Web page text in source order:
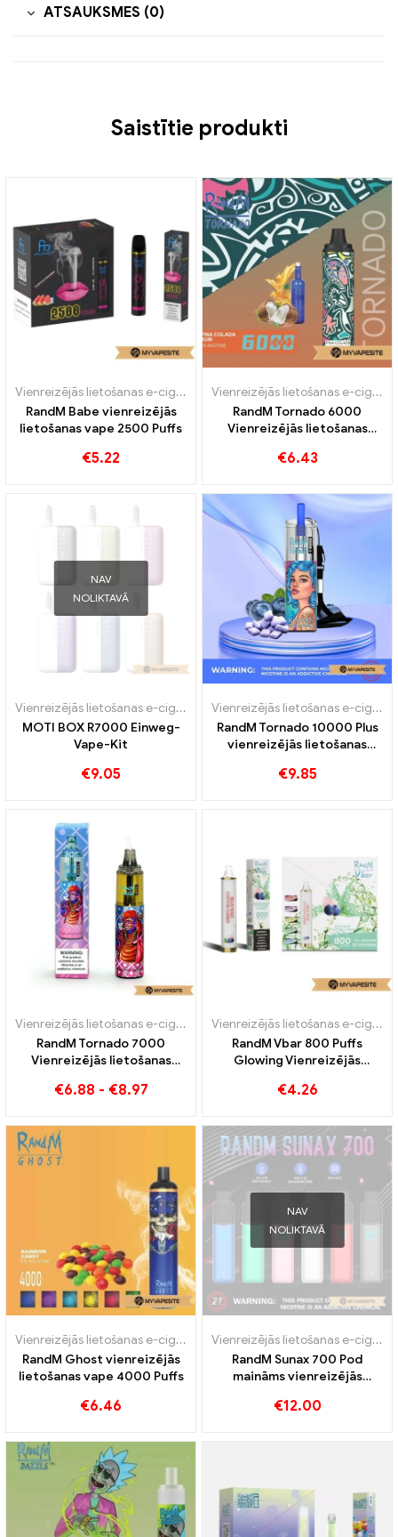
ATSAUKSMES (0)
Saistītie produkti
Vienreizējās lietošanas e-cigaretes
RandM Babe vienreizējās
lietošanas vape 2500 Puffs
€5.22
Vienreizējās lietošanas e-cigaretes
RandM Tornado 6000
Vienreizējās lietošanas
€6.43
NAV
NOLIKTAVĀ
Vienreizējās lietošanas e-cigaretes
MOTI BOX R7000 Einweg-
Vape-Kit
€9.05
Vienreizējās lietošanas e-cigaretes
RandM Tornado 10000 Plus
vienreizējās lietošanas
€9.85
Vienreizējās lietošanas e-cigaretes
RandM Tornado 7000
Vienreizējās lietošanas
€6.88 - €8.97
Vienreizējās lietošanas e-cigaretes
RandM Vbar 800 Puffs
Glowing Vienreizējās
€4.26
Vienreizējās lietošanas e-cigaretes
RandM Ghost vienreizējās
lietošanas vape 4000 Puffs
€6.46
NAV
NOLIKTAVĀ
Vienreizējās lietošanas e-cigaretes
RandM Sunax 700 Pod
maināms vienreizējās
€12.00